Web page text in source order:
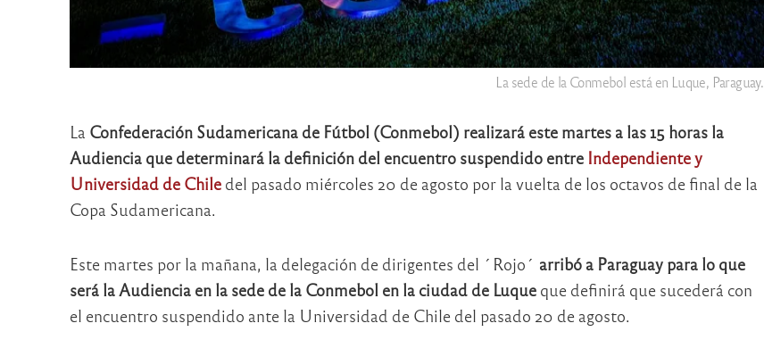
La sede de la Conmebol está en Luque, Paraguay.
La Confederación Sudamericana de Fútbol (Conmebol) realizará este martes a las 15 horas la
Audiencia que determinará la definición del encuentro suspendido entreIndependiente y
Universidad de Chiledel pasado miércoles 20 de agosto por la vuelta de los octavos de final de la
Copa Sudamericana.
Este martes por la mañana, la delegación de dirigentes del ´Rojo´ arribó a Paraguay para lo que
será la Audiencia en la sede de la Conmebol en la ciudad de Luqueque definirá que sucederá con
el encuentro suspendido ante la Universidad de Chile del pasado 20 de agosto.